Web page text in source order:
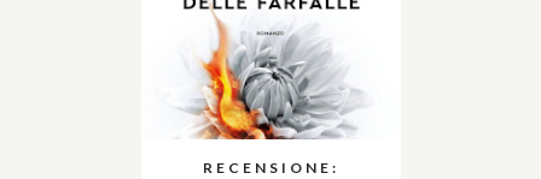
RECENSIONE: